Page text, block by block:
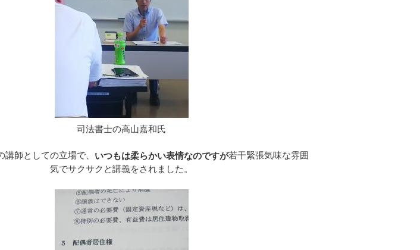
司法書士の高山嘉和氏
師としての立場で、 いつもは柔らかい表情なのですが若干緊張気味な雰囲
気でサクサクと講義をされました。